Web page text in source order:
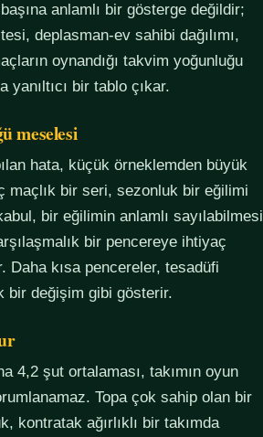
anlamlı bir gösterge değildir;
deplasman-ev sahibi dağılımı,
oynandığı takvim yoğunluğu
yanıltıcı bir tablo çıkar.
meselesi
hata, küçük örneklemden büyük
maçlık bir seri, sezonluk bir eğilimi
bir eğilimin anlamlı sayılabilmesi
bir pencereye ihtiyaç
Daha kısa pencereler, tesadüfi
bir değişim gibi gösterir.
4,2 şut ortalaması, takımın oyun
Topa çok sahip olan bir
kontratak ağırlıklı bir takımda